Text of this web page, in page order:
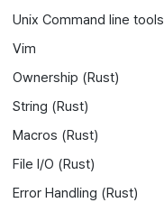
Unix Command line tools
Vim
Ownership (Rust)
String (Rust)
Macros (Rust)
File I/O (Rust)
Error Handling (Rust)